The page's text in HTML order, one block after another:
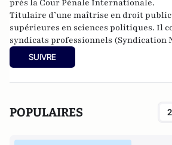
près la Cour Pénale Internationale.
Titulaire d’une maîtrise en droit
supérieures en sciences politiques. Il
syndicats professionnels (Syndication
Discothèques et Lieux de loisirs,
nombreuses associations (Equipes
SUIVRE
POPULAIRES